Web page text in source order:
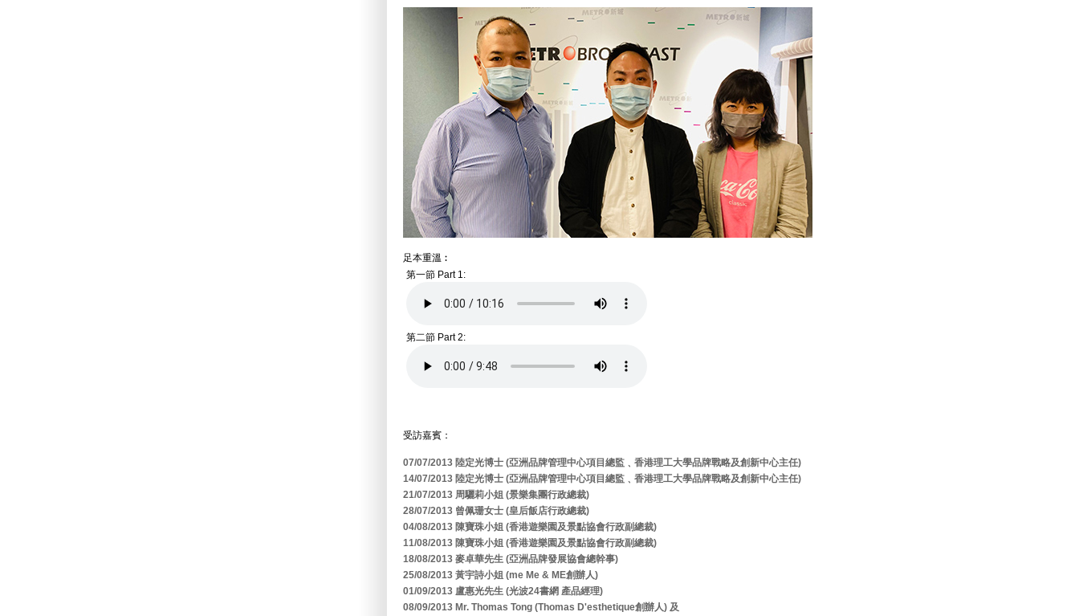
足本重溫︰
第一節 Part 1:
第二節 Part 2:
受訪嘉賓：
07/07/2013 陸定光博士 (亞洲品牌管理中心項目總監﹑香港理工大學品牌戰略及創新中心主任)
14/07/2013 陸定光博士 (亞洲品牌管理中心項目總監﹑香港理工大學品牌戰略及創新中心主任)
21/07/2013 周驪莉小姐 (景樂集團行政總裁)
28/07/2013 曾佩珊女士 (皇后飯店行政總裁)
04/08/2013 陳寶珠小姐 (香港遊樂園及景點協會行政副總裁)
11/08/2013 陳寶珠小姐 (香港遊樂園及景點協會行政副總裁)
18/08/2013 麥卓華先生 (亞洲品牌發展協會總幹事)
25/08/2013 黃宇詩小姐 (me Me & ME創辦人)
01/09/2013 盧惠光先生 (光波24書網 產品經理)
08/09/2013 Mr. Thomas Tong (Thomas D'esthetique創辦人) 及